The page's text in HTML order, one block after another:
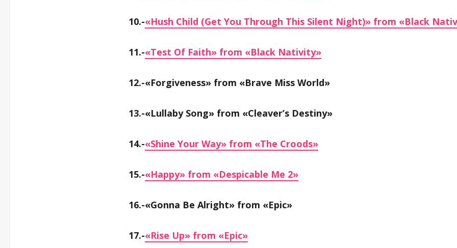
10.-«Hush Child (Get You Through This Silent Night)» from «Black
11.-«Test Of Faith» from «Black Nativity»
12.-«Forgiveness» from «Brave Miss World»
13.-«Lullaby Song» from «Cleaver’s Destiny»
14.-«Shine Your Way» from «The Croods»
15.-«Happy» from «Despicable Me 2»
16.-«Gonna Be Alright» from «Epic»
17.-«Rise Up» from «Epic»